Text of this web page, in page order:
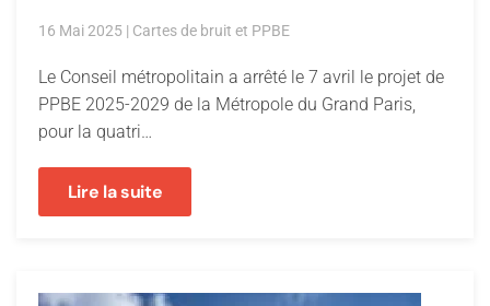
16 Mai 2025 | Cartes de bruit et PPBE
Le Conseil métropolitain a arrêté le 7 avril le projet de
PPBE 2025-2029 de la Métropole du Grand Paris,
pour la quatri…
Lire la suite